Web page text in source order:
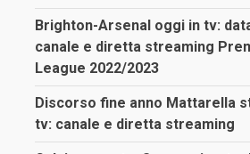
Brighton-Arsenal oggi in tv:
canale e diretta streaming
League 2022/2023
Discorso fine anno Mattarella
tv: canale e diretta streaming